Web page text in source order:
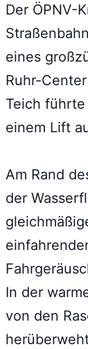
Der ÖPNV-
eines
Ruhr-
Teich
einem Lift
Am Rand
der
In der
von den